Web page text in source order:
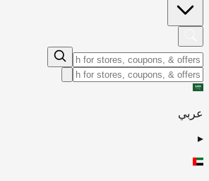
عربي
▸